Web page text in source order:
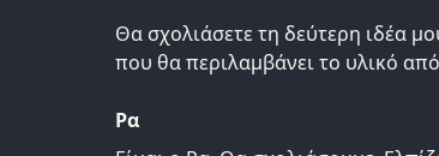
Θα σχολιάσετε τη δεύτερη ιδέα
που θα περιλαμβάνει το υλικό
Ρα